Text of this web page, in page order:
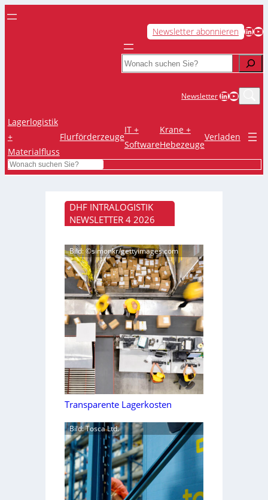
Newsletter abonnieren LinkedIn YouTube
Search
NewsletterLinkedIn
Lagerlogistik
+
Materialfluss
Flurförderzeuge
IT +
Software
Krane +
Hebezeuge
Verladen
Search
DHF INTRALOGISTIK
NEWSLETTER 4 2026
Bild: ©simonkr/gettyimages.com
Transparente Lagerkosten
Bild: Tosca Ltd.